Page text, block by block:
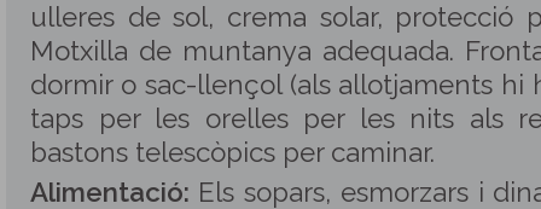
ulleres de sol, crema solar, protecció
Motxilla de muntanya adequada.
dormir o sac-llençol (als allotjaments hi
taps per les orelles per les nits als
bastons telescòpics per caminar.
Alimentació: Els sopars, esmorzars i